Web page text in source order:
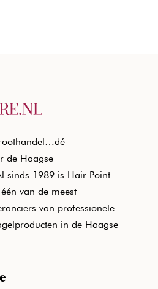
de Haagse
sinds 1989 is Hair Point
van de meest
van professionele
in de Haagse